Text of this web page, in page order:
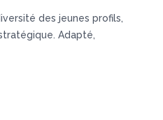
des jeunes profils,
Adapté,